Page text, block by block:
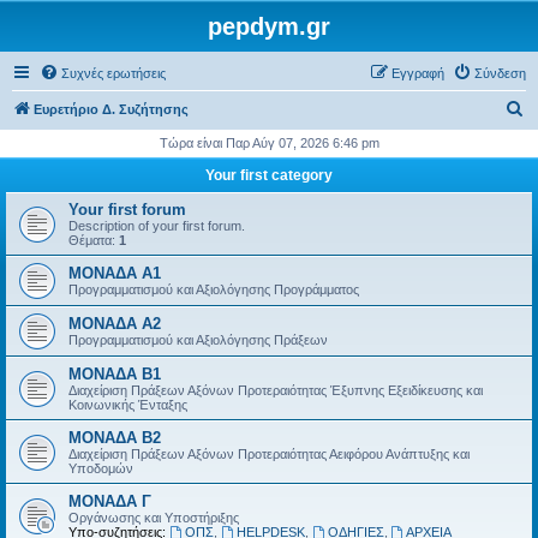
pepdym.gr
Συχνές ερωτήσεις Σύνδεση
Εγγραφή
Ευρετήριο Δ. Συζήτησης
ζ
τ
σ
Τώρα είναι Παρ Αύγ 07, 2026 6:46 pm
Your first category
Your first forum
Description of your first forum.
Θέματα: 1
ΜΟΝΑΔΑ Α1
Προγραμματισμού και Αξιολόγησης Προγράμματος
ΜΟΝΑΔΑ Α2
Προγραμματισμού και Αξιολόγησης Πράξεων
ΜΟΝΑΔΑ Β1
Διαχείριση Πράξεων Αξόνων Προτεραιότητας Έξυπνης Εξειδίκευσης και
Κοινωνικής Ένταξης
ΜΟΝΑΔΑ Β2
Διαχείριση Πράξεων Αξόνων Προτεραιότητας Αειφόρου Ανάπτυξης και
Υποδομών
ΜΟΝΑΔΑ Γ
Οργάνωσης και Υποστήριξης
Υπο-συζητήσεις:
ΟΠΣ HELPDESK, ΟΔΗΓΙΕΣ ΑΡΧΕΙΑ